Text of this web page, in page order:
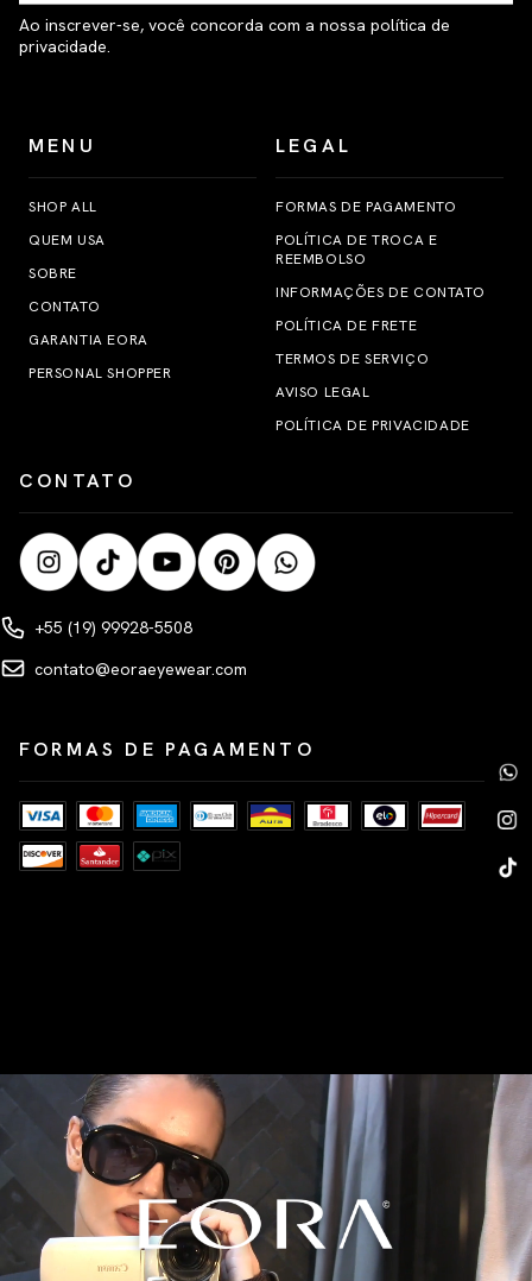
Ao inscrever-se, você concorda com a nossa política de
privacidade.
MENU
SHOP ALL
QUEM USA
SOBRE
CONTATO
GARANTIA EORA
PERSONAL SHOPPER
LEGAL
FORMAS DE PAGAMENTO
POLÍTICA DE TROCA E
REEMBOLSO
INFORMAÇÕES DE CONTATO
POLÍTICA DE FRETE
TERMOS DE SERVIÇO
AVISO LEGAL
POLÍTICA DE PRIVACIDADE
CONTATO
+55 (19) 99928-5508
contato@eoraeyewear.com
FORMAS DE PAGAMENTO